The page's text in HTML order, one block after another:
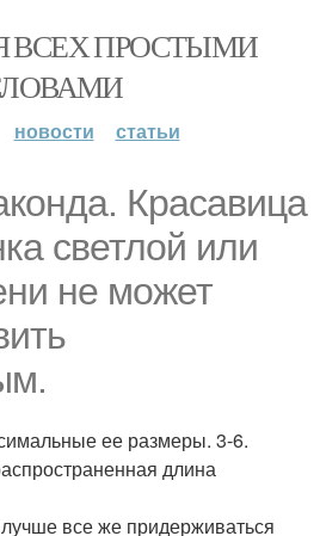
ВСЕХ ПРОСТЫМИ
новости статьи
Красавица
светлой или
не может
ее размеры. 3-6.
длина
все же придерживаться